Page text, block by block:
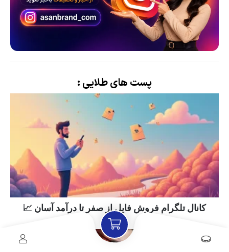
پست های طلایی :
کانال تلگرام فروش فایل از صفر تا درآمد آسان 📈